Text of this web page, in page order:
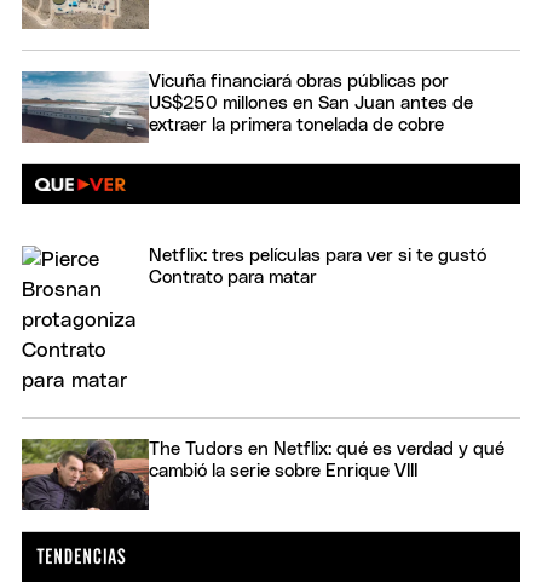
Vicuña financiará obras públicas por
US$250 millones en San Juan antes de
extraer la primera tonelada de cobre
Netflix: tres películas para ver si te gustó
Contrato para matar
The Tudors en Netflix: qué es verdad y qué
cambió la serie sobre Enrique VIII